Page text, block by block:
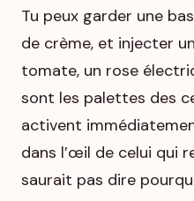
Tu peux garder une
de crème, et injecter
tomate, un rose
sont les palettes des
activent
dans l’œil de celui qui
saurait pas dire